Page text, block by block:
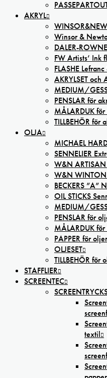
AKRYL
Winsor &
DALER-
FW Artists’ Ink
FLASHE
AKRYLSET och
MEDIUM/
PENSLAR för
MÅLARDUK
TILLBEHÖR för
OLJA
MICHAEL
SENNELIER
W&N
W&N
BECKERS ”A”
OIL STICKS
MEDIUM/
PENSLAR för
MÅLARDUK
PAPPER för
OLJESET
TILLBEHÖR för
STAFFLIER
SCREENTEC
textil